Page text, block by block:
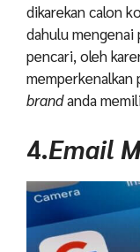
dikarekan calon
dahulu
pencari, oleh
memperkenalkan
brandanda
4.Email